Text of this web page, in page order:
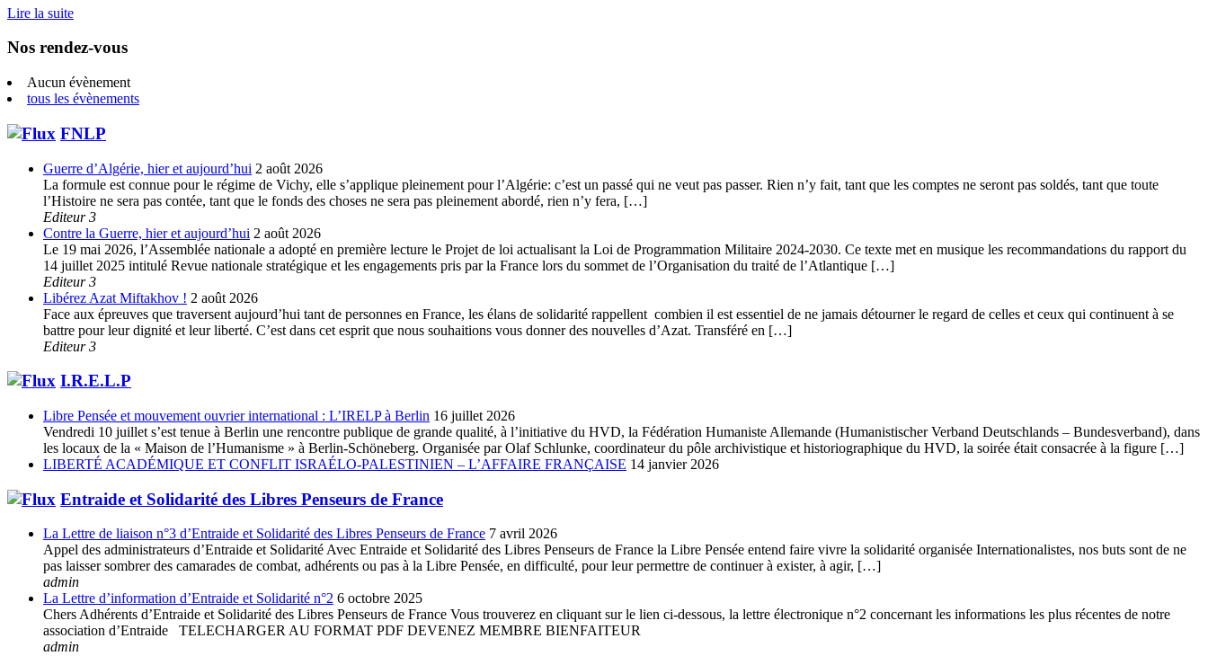
Lire la suite
Nos rendez-vous
Aucun évènement
tous les évènements
FNLP
Guerre d’Algérie, hier et aujourd’hui 2 août 2026
La formule est connue pour le régime de Vichy, elle s’applique pleinement pour l’Algérie: c’est un passé qui ne veut pas passer. Rien n’y fait, tant que les comptes ne seront pas soldés, tant que toute
l’Histoire ne sera pas contée, tant que le fonds des choses ne sera pas pleinement abordé, rien n’y fera, […]
Editeur 3
Contre la Guerre, hier et aujourd’hui 2 août 2026
Le 19 mai 2026, l’Assemblée nationale a adopté en première lecture le Projet de loi actualisant la Loi de Programmation Militaire 2024-2030. Ce texte met en musique les recommandations du rapport du
14 juillet 2025 intitulé Revue nationale stratégique et les engagements pris par la France lors du sommet de l’Organisation du traité de l’Atlantique […]
Editeur 3
Libérez Azat Miftakhov ! 2 août 2026
Face aux épreuves que traversent aujourd’hui tant de personnes en France, les élans de solidarité rappellent combien il est essentiel de ne jamais détourner le regard de celles et ceux qui continuent à se
battre pour leur dignité et leur liberté. C’est dans cet esprit que nous souhaitions vous donner des nouvelles d’Azat. Transféré en […]
Editeur 3
I.R.E.L.P
Libre Pensée et mouvement ouvrier international : L’IRELP à Berlin 16 juillet 2026
Vendredi 10 juillet s’est tenue à Berlin une rencontre publique de grande qualité, à l’initiative du HVD, la Fédération Humaniste Allemande (Humanistischer Verband Deutschlands – Bundesverband), dans
les locaux de la « Maison de l’Humanisme » à Berlin-Schöneberg. Organisée par Olaf Schlunke, coordinateur du pôle archivistique et historiographique du HVD, la soirée était consacrée à la figure […]
LIBERTÉ ACADÉMIQUE ET CONFLIT ISRAÉLO-PALESTINIEN – L’AFFAIRE FRANÇAISE 14 janvier 2026
Entraide et Solidarité des Libres Penseurs de France
La Lettre de liaison n°3 d’Entraide et Solidarité des Libres Penseurs de France 7 avril 2026
Appel des administrateurs d’Entraide et Solidarité Avec Entraide et Solidarité des Libres Penseurs de France la Libre Pensée entend faire vivre la solidarité organisée Internationalistes, nos buts sont de ne
pas laisser sombrer des camarades de combat, adhérents ou pas à la Libre Pensée, en difficulté, pour leur permettre de continuer à exister, à agir, […]
admin
La Lettre d’information d’Entraide et Solidarité n°2 6 octobre 2025
Chers Adhérents d’Entraide et Solidarité des Libres Penseurs de France Vous trouverez en cliquant sur le lien ci-dessous, la lettre électronique n°2 concernant les informations les plus récentes de notre
association d’Entraide TELECHARGER AU FORMAT PDF DEVENEZ MEMBRE BIENFAITEUR
admin